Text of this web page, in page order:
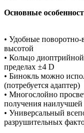
Основные
• Удобные
высотой
• Кольцо
пределах ±4 D
• Бинокль можно
(потребуется адаптер)
• Многослойно
получения
• Универсальный
разрушительных